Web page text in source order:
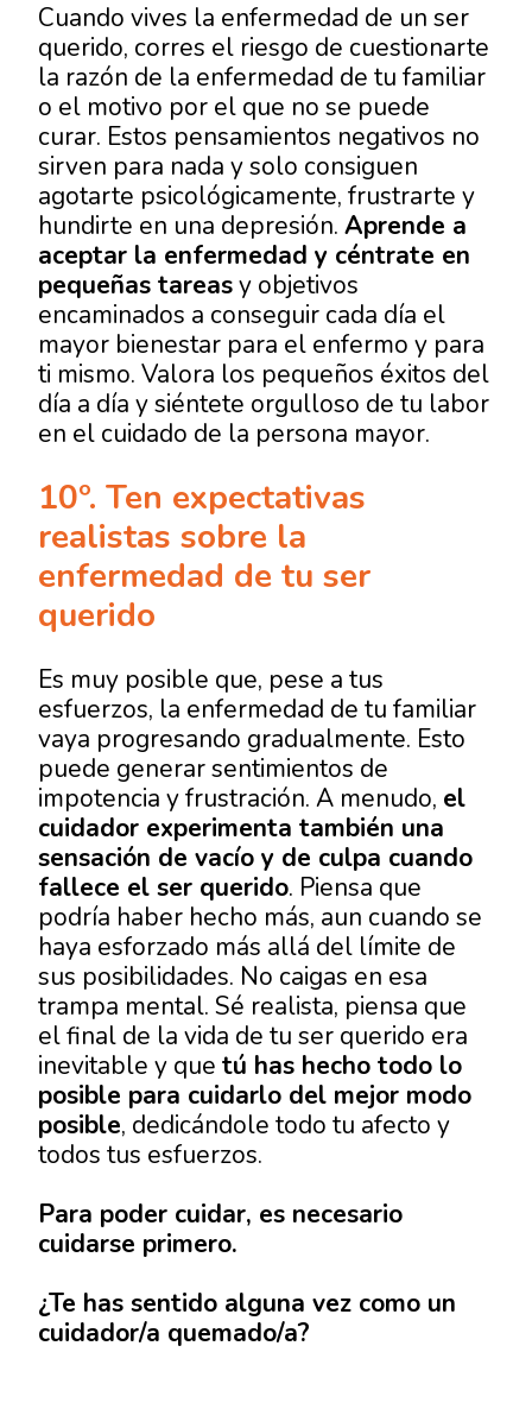
Cuando vives la enfermedad de un ser
querido, corres el riesgo de cuestionarte
la razón de la enfermedad de tu familiar
o el motivo por el que no se puede
curar. Estos pensamientos negativos no
sirven para nada y solo consiguen
agotarte psicológicamente, frustrarte y
hundirte en una depresión.Aprende a
aceptar la enfermedad y céntrate en
pequeñas tareasy objetivos
encaminados a conseguir cada día el
mayor bienestar para el enfermo y para
ti mismo. Valora los pequeños éxitos del
día a día y siéntete orgulloso de tu labor
en el cuidado de la persona mayor.
10º. Ten expectativas
realistas sobre la
enfermedad de tu ser
querido
Es muy posible que, pese a tus
esfuerzos, la enfermedad de tu familiar
vaya progresando gradualmente. Esto
puede generar sentimientos de
impotencia y frustración. A menudo, el
cuidador experimenta también una
sensación de vacío y de culpa cuando
fallece el ser querido. Piensa que
podría haber hecho más, aun cuando se
haya esforzado más allá del límite de
sus posibilidades. No caigas en esa
trampa mental. Sé realista, piensa que
el final de la vida de tu ser querido era
inevitable y quetú has hecho todo lo
posible para cuidarlo del mejor modo
posible, dedicándole todo tu afecto y
todos tus esfuerzos.
Para poder cuidar, es necesario
cuidarse primero.
¿Te has sentido alguna vez como un
cuidador/a quemado/a?